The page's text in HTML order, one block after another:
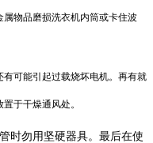
物品磨损洗衣机内筒或卡住波
可能引起过载烧坏电机。再有就
于干燥通风处。
时勿用坚硬器具。最后在使